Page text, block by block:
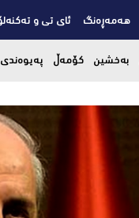
هەمەڕەنگ ئای تی و
بەخشین کۆمەڵ پەیوەندی